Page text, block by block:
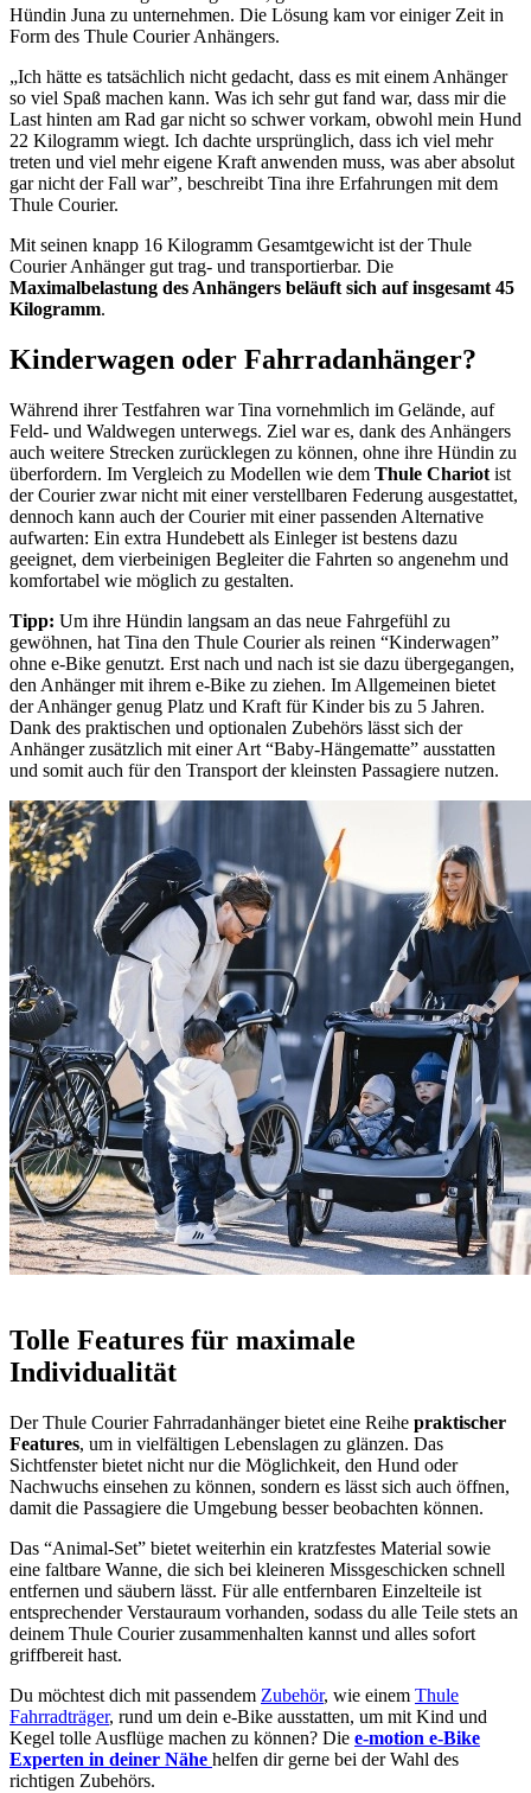
Hündin Juna zu unternehmen. Die Lösung kam vor einiger Zeit in
Form des Thule Courier Anhängers.
„Ich hätte es tatsächlich nicht gedacht, dass es mit einem Anhänger
so viel Spaß machen kann. Was ich sehr gut fand war, dass mir die
Last hinten am Rad gar nicht so schwer vorkam, obwohl mein Hund
22 Kilogramm wiegt. Ich dachte ursprünglich, dass ich viel mehr
treten und viel mehr eigene Kraft anwenden muss, was aber absolut
gar nicht der Fall war”, beschreibt Tina ihre Erfahrungen mit dem
Thule Courier.
Mit seinen knapp 16 Kilogramm Gesamtgewicht ist der Thule
Courier Anhänger gut trag- und transportierbar. Die
Maximalbelastung des Anhängers beläuft sich auf insgesamt 45
Kilogramm.
Kinderwagen oder Fahrradanhänger?
Während ihrer Testfahren war Tina vornehmlich im Gelände, auf
Feld- und Waldwegen unterwegs. Ziel war es, dank des Anhängers
auch weitere Strecken zurücklegen zu können, ohne ihre Hündin zu
überfordern. Im Vergleich zu Modellen wie dem Thule Chariot ist
der Courier zwar nicht mit einer verstellbaren Federung ausgestattet,
dennoch kann auch der Courier mit einer passenden Alternative
aufwarten: Ein extra Hundebett als Einleger ist bestens dazu
geeignet, dem vierbeinigen Begleiter die Fahrten so angenehm und
komfortabel wie möglich zu gestalten.
Tipp: Um ihre Hündin langsam an das neue Fahrgefühl zu
gewöhnen, hat Tina den Thule Courier als reinen “Kinderwagen”
ohne e-Bike genutzt. Erst nach und nach ist sie dazu übergegangen,
den Anhänger mit ihrem e-Bike zu ziehen. Im Allgemeinen bietet
der Anhänger genug Platz und Kraft für Kinder bis zu 5 Jahren.
Dank des praktischen und optionalen Zubehörs lässt sich der
Anhänger zusätzlich mit einer Art “Baby-Hängematte” ausstatten
und somit auch für den Transport der kleinsten Passagiere nutzen.
Tolle Features für maximale
Individualität
Der Thule Courier Fahrradanhänger bietet eine Reihe praktischer
Features, um in vielfältigen Lebenslagen zu glänzen. Das
Sichtfenster bietet nicht nur die Möglichkeit, den Hund oder
Nachwuchs einsehen zu können, sondern es lässt sich auch öffnen,
damit die Passagiere die Umgebung besser beobachten können.
Das “Animal-Set” bietet weiterhin ein kratzfestes Material sowie
eine faltbare Wanne, die sich bei kleineren Missgeschicken schnell
entfernen und säubern lässt. Für alle entfernbaren Einzelteile ist
entsprechender Verstauraum vorhanden, sodass du alle Teile stets an
deinem Thule Courier zusammenhalten kannst und alles sofort
griffbereit hast.
Du möchtest dich mit passendem Zubehör, wie einem Thule
Fahrradträger, rund um dein e-Bike ausstatten, um mit Kind und
Kegel tolle Ausflüge machen zu können? Die e-motion e-Bike
Experten in deiner Nähe helfen dir gerne bei der Wahl des
richtigen Zubehörs.